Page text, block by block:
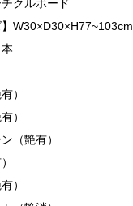
チクルボード
】W30×D30×H77~103cm
）
）
（艶有）
）